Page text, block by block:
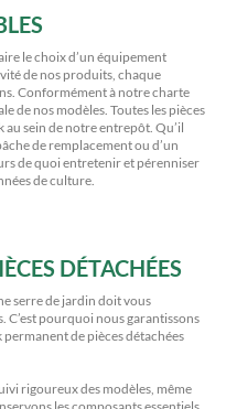
le choix d’un équipement
de nos produits, chaque
Conformément à notre charte
de nos modèles. Toutes les pièces
au sein de notre entrepôt. Qu’il
de remplacement ou d’un
de quoi entretenir et pérenniser
de culture.
DÉTACHÉES
serre de jardin doit vous
C’est pourquoi nous garantissons
de pièces détachées
rigoureux des modèles, même